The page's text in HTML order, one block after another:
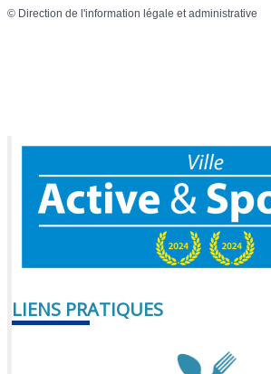
© Direction de l'information légale et administrative
LIENS PRATIQUES